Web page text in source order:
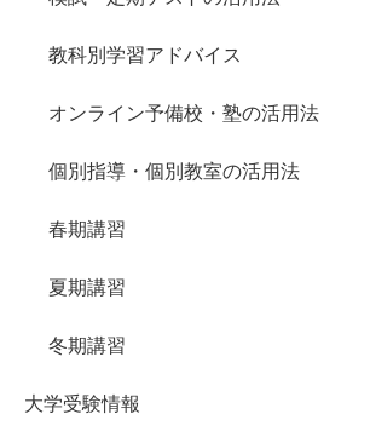
教科別学習アドバイス
オンライン予備校・塾の活用法
個別指導・個別教室の活用法
春期講習
夏期講習
冬期講習
大学受験情報